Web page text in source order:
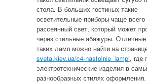
стола. В больших гостиных такие
осветительные приборы чаще
рассеянный свет, который может
через стильные абажуры.
таких ламп можно найти на
sveta.kiev.ua/c4-nastolnie_lampi, где
электротехнические изделия в
разнообразных стилях оформления.